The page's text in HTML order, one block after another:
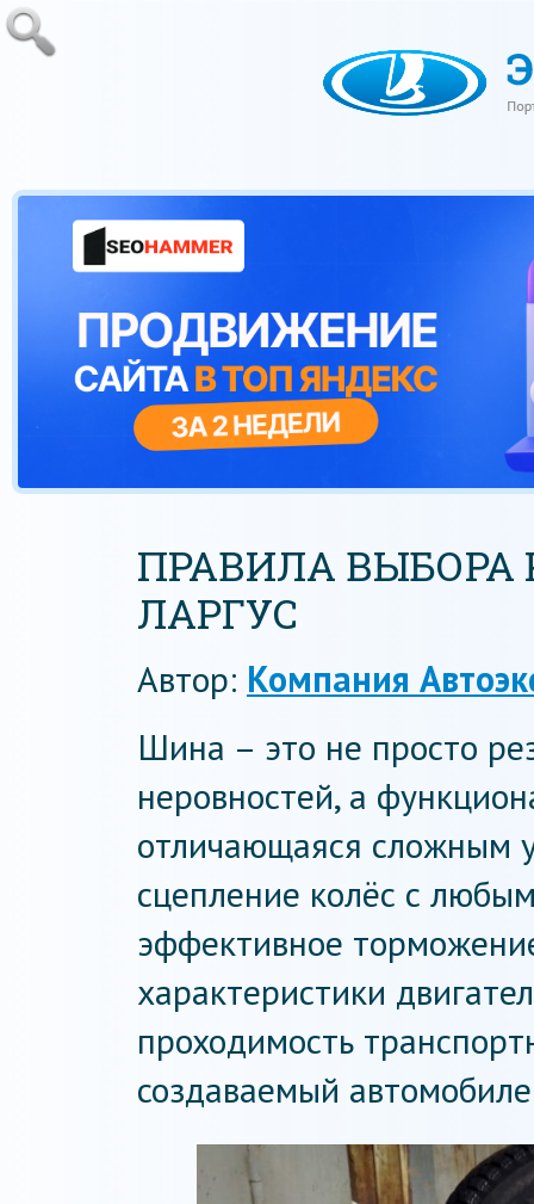
ПРАВИЛА
ЛАРГУС
Автор: Компания
Шина – это не просто
неровностей, а
отличающаяся сложным
сцепление колёс с
эффективное
характеристики
проходимость
создаваемый